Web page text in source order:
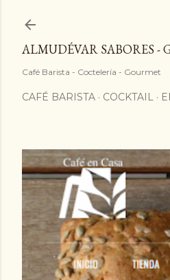
ALMUDÉVAR SABORES -
Café Barista - Coctelería - Gourmet
CAFÉ BARISTA COCKTAIL